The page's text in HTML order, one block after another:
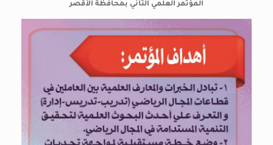
المؤتمر العلمي الثاني بمحافظة الأقصر